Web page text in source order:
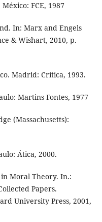
FCE, 1987
In: Marx and Engels
& Wishart, 2010, p.
Madrid: Crítica, 1993.
Martins Fontes, 1977
(Massachusetts):
Ática, 2000.
in Moral Theory. In.:
Papers.
University Press, 2001,